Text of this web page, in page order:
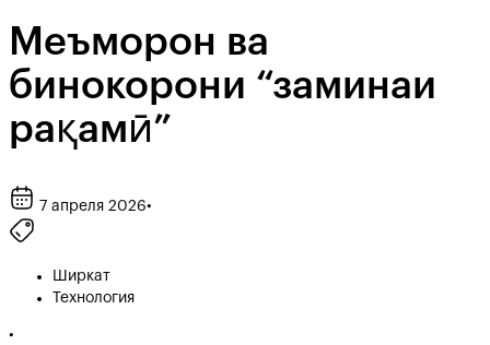
Меъморон ва
бинокорони “заминаи
рақамӣ”
7 апреля 2026•
Ширкат
Технология
•